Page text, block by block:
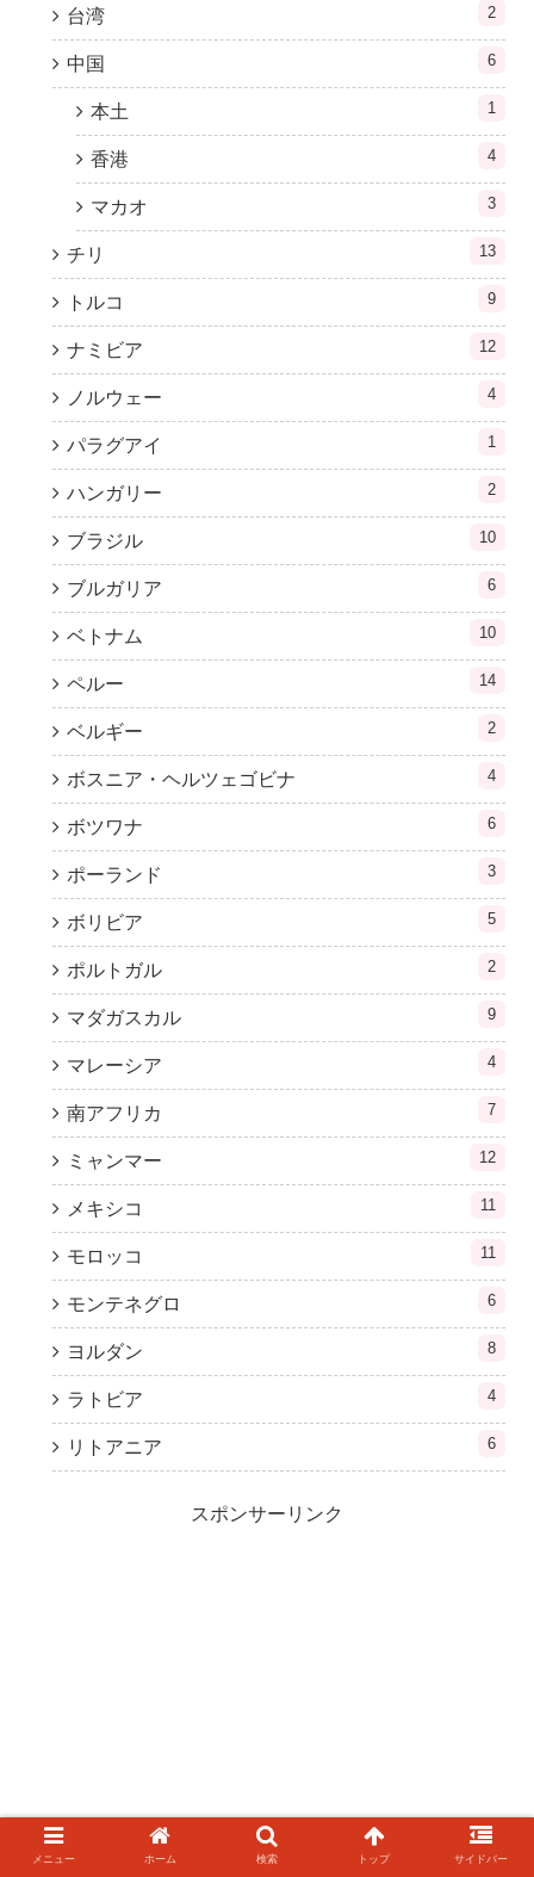
台湾 2
中国 6
本土 1
香港 4
マカオ 3
チリ 13
トルコ 9
ナミビア 12
ノルウェー 4
パラグアイ 1
ハンガリー 2
ブラジル 10
ブルガリア 6
ベトナム 10
ペルー 14
ベルギー 2
ボスニア・ヘルツェゴビナ 4
ボツワナ 6
ポーランド 3
ボリビア 5
ポルトガル 2
マダガスカル 9
マレーシア 4
南アフリカ 7
ミャンマー 12
メキシコ 11
モロッコ 11
モンテネグロ 6
ヨルダン 8
ラトビア 4
リトアニア 6
スポンサーリンク
メニュー ホーム 検索 トップ サイドバー